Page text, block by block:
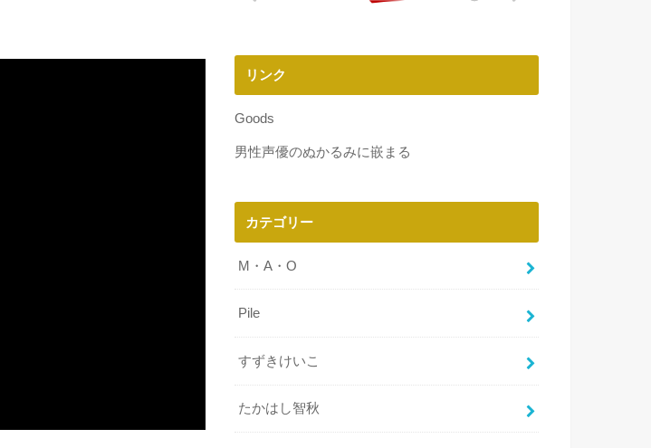
リンク
Goods
男性声優のぬかるみに嵌まる
カテゴリー
M・A・O
Pile
すずきけいこ
たかはし智秋